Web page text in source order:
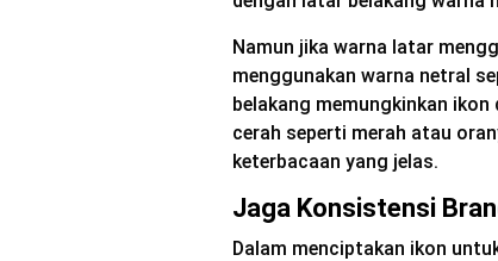
Namun jika warna latar
menggunakan warna netral
belakang memungkinkan
cerah seperti merah atau
keterbacaan yang jelas.
Jaga Konsistensi
Dalam menciptakan ikon